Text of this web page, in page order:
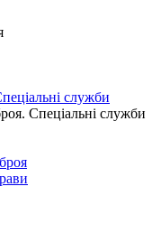
служби
Спеціальні служби